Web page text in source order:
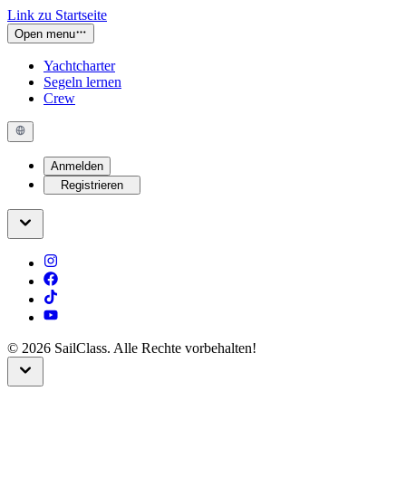
Link zu Startseite
Open menu
Yachtcharter
Segeln lernen
Crew
Anmelden
Registrieren
© 2026 SailClass. Alle Rechte vorbehalten!